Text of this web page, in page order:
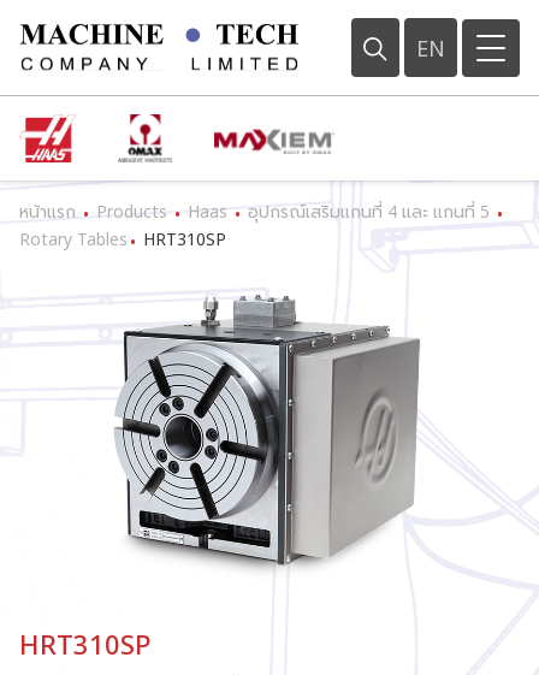
EN
หน้าแรก • Products • Haas • อุปกรณ์เสริมแกนที่ 4 และ แกนที่ 5 •
Rotary Tables • HRT310SP
HRT310SP